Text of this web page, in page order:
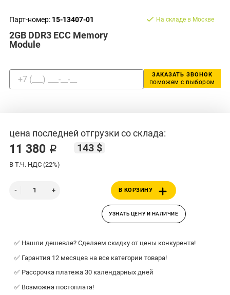
Парт-номер: 15-13407-01
2GB DDR3 ECC Memory
Module
На складе в Москве
ЗАКАЗАТЬ ЗВОНОК
поможем с выбором
цена последней отгрузки со склада:
11 380 ₽ 143 $
В Т.Ч. НДС (22%)
В КОРЗИНУ
УЗНАТЬ ЦЕНУ И НАЛИЧИЕ
✅ Нашли дешевле? Сделаем скидку от цены конкурента!
✅ Гарантия 12 месяцев на все категории товара!
✅ Рассрочка платежа 30 календарных дней
✅ Возможна постоплата!